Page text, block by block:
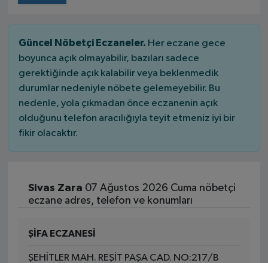
Güncel Nöbetçi Eczaneler. Her eczane gece
boyunca açık olmayabilir, bazıları sadece
gerektiğinde açık kalabilir veya beklenmedik
durumlar nedeniyle nöbete gelemeyebilir. Bu
nedenle, yola çıkmadan önce eczanenin açık
olduğunu telefon aracılığıyla teyit etmeniz iyi bir
fikir olacaktır.
Sivas Zara 07 Ağustos 2026 Cuma nöbetçi
eczane adres, telefon ve konumları
ŞİFA ECZANESİ
ŞEHİTLER MAH. REŞİT PAŞA CAD. NO:217/B